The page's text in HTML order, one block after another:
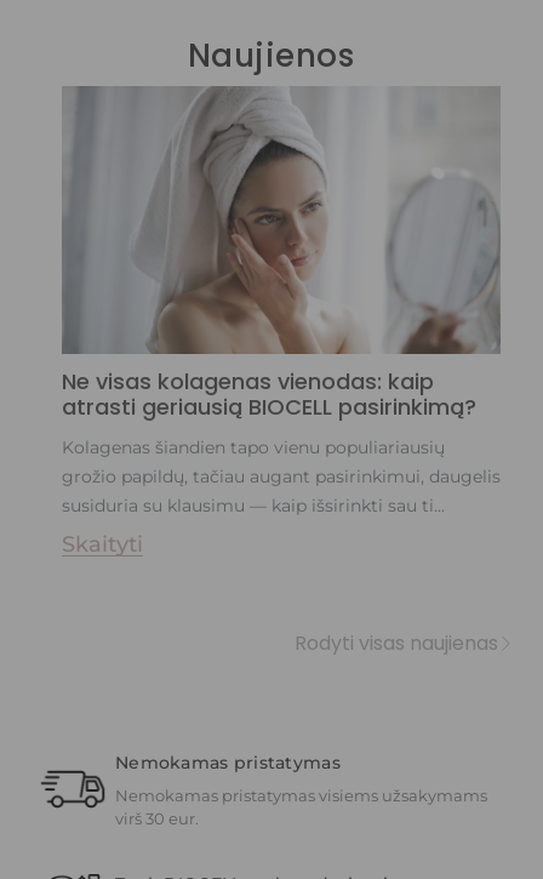
Naujienos
Ne visas kolagenas vienodas: kaip
atrasti geriausią BIOCELL pasirinkimą?
Kolagenas šiandien tapo vienu populiariausių
grožio papildų, tačiau augant pasirinkimui, daugelis
susiduria su klausimu — kaip išsirinkti sau ti...
Skaityti
Rodyti visas naujienas
Nemokamas pristatymas
Nemokamas pristatymas visiems užsakymams
virš 30 eur.